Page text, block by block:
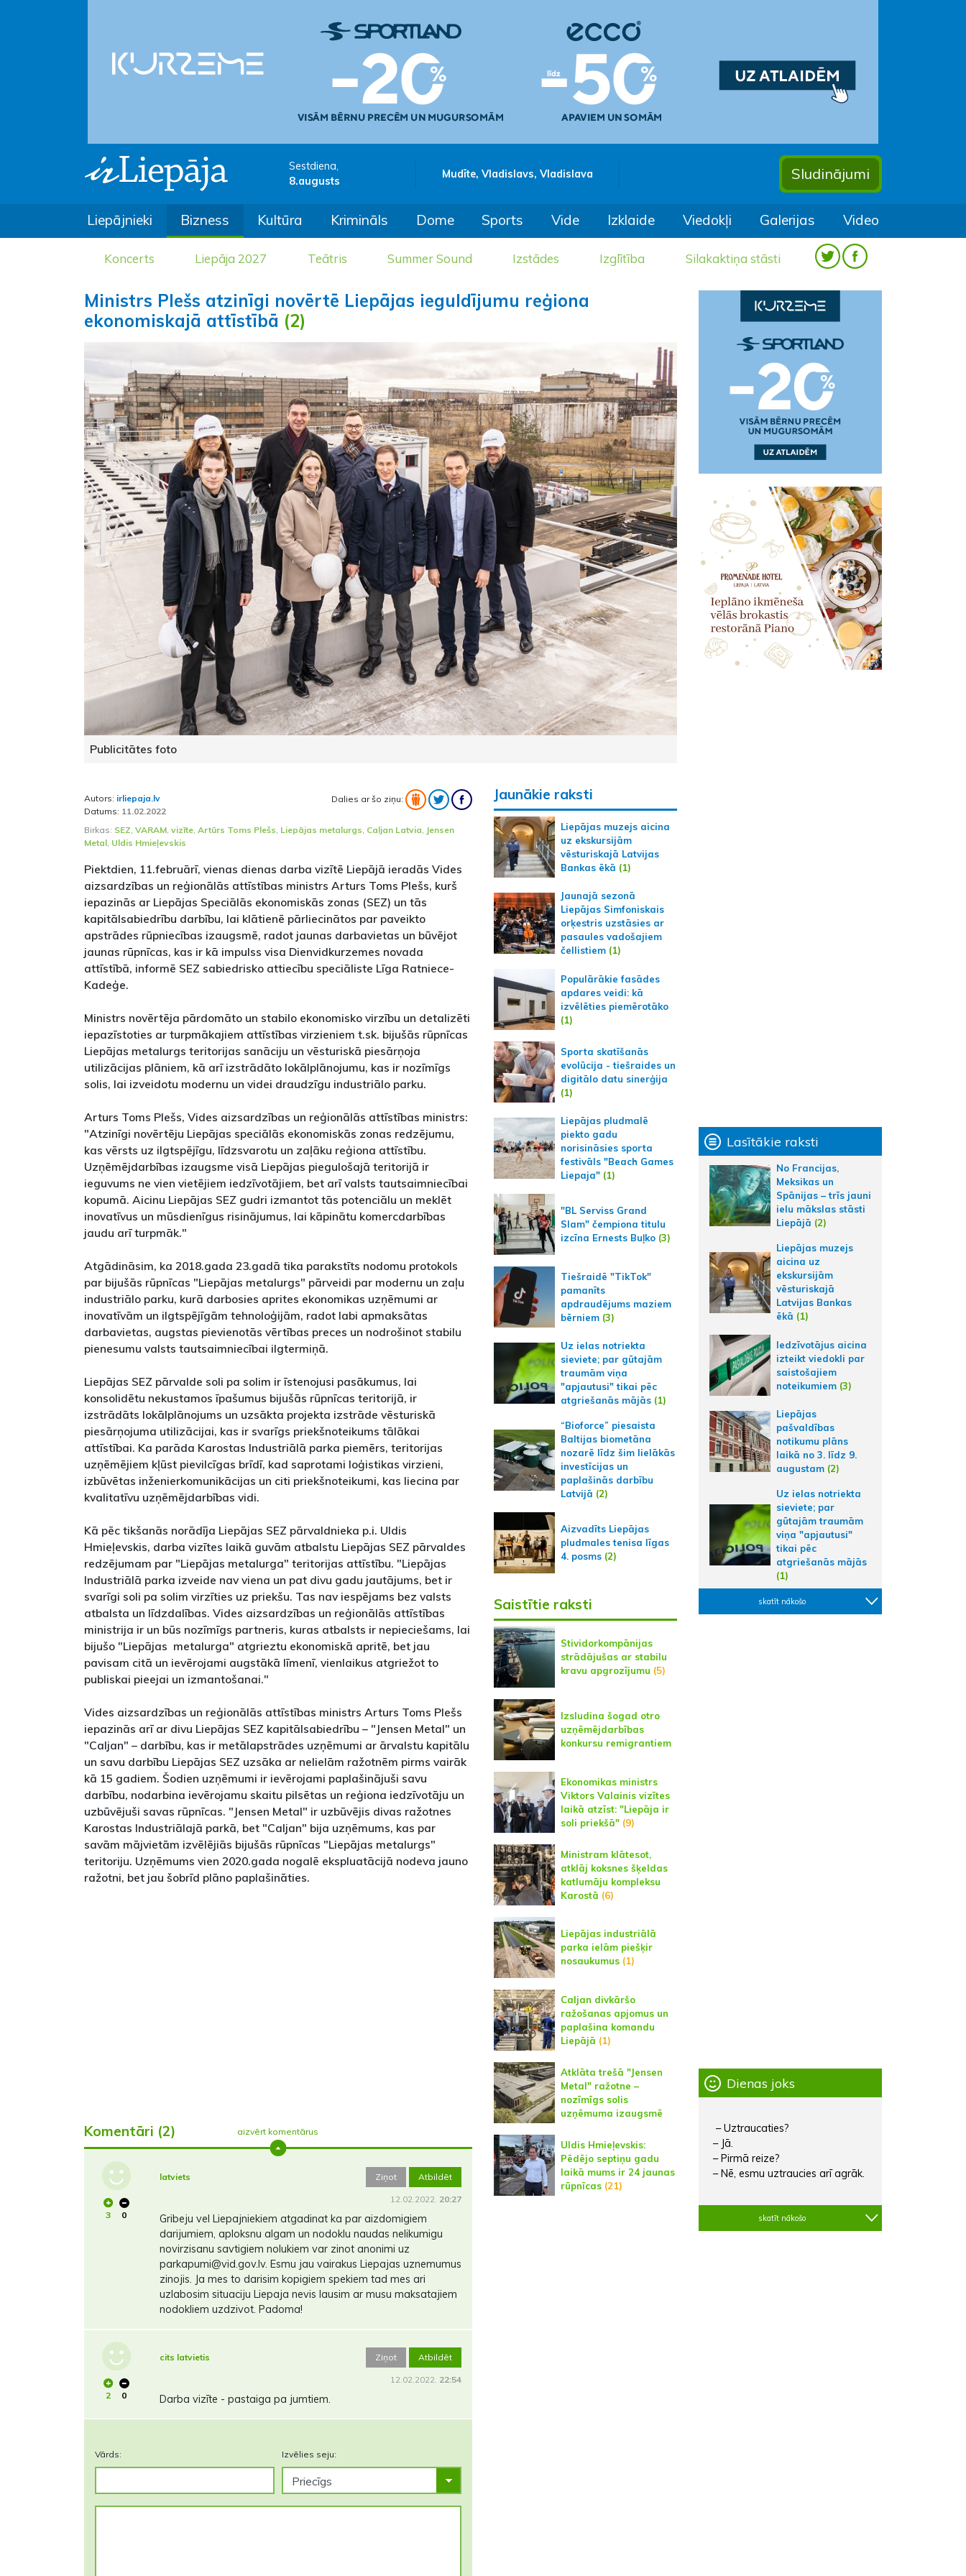
Sestdiena,
8.augusts
Mudīte, Vladislavs, Vladislava Sludinājumi
Liepājnieki Bizness Kultūra Krimināls Dome Sports Vide Izklaide Viedokļi Galerijas Video
Koncerts Liepāja 2027 Teātris Summer Sound Izstādes Izglītība Silakaktiņa stāsti
Ministrs Plešs atzinīgi novērtē Liepājas ieguldījumu reģiona
ekonomiskajā attīstībā (2)
Publicitātes foto
Autors: irliepaja.lv
Datums: 11.02.2022
Dalies ar šo ziņu:
Birkas: SEZ, VARAM, vizīte, Artūrs Toms Plešs, Liepājas metalurgs, Caljan Latvia, Jensen
Metal, Uldis Hmieļevskis
Piektdien, 11.februārī, vienas dienas darba vizītē Liepājā ieradās Vides
aizsardzības un reģionālās attīstības ministrs Arturs Toms Plešs, kurš
iepazinās ar Liepājas Speciālās ekonomiskās zonas (SEZ) un tās
kapitālsabiedrību darbību, lai klātienē pārliecinātos par paveikto
apstrādes rūpniecības izaugsmē, radot jaunas darbavietas un būvējot
jaunas rūpnīcas, kas ir kā impulss visa Dienvidkurzemes novada
attīstībā, informē SEZ sabiedrisko attiecību speciāliste Līga Ratniece-
Kadeģe.
Ministrs novērtēja pārdomāto un stabilo ekonomisko virzību un detalizēti
iepazīstoties ar turpmākajiem attīstības virzieniem t.sk. bijušās rūpnīcas
Liepājas metalurgs teritorijas sanāciju un vēsturiskā piesārņoja
utilizācijas plāniem, kā arī izstrādāto lokālplānojumu, kas ir nozīmīgs
solis, lai izveidotu modernu un videi draudzīgu industriālo parku.
Arturs Toms Plešs, Vides aizsardzības un reģionālās attīstības ministrs:
"Atzinīgi novērtēju Liepājas speciālās ekonomiskās zonas redzējumu,
kas vērsts uz ilgtspējīgu, līdzsvarotu un zaļāku reģiona attīstību.
Uzņēmējdarbības izaugsme visā Liepājas piegulošajā teritorijā ir
ieguvums ne vien vietējiem iedzīvotājiem, bet arī valsts tautsaimniecībai
kopumā. Aicinu Liepājas SEZ gudri izmantot tās potenciālu un meklēt
inovatīvus un mūsdienīgus risinājumus, lai kāpinātu komercdarbības
jaudu arī turpmāk."
Atgādināsim, ka 2018.gada 23.gadā tika parakstīts nodomu protokols
par bijušās rūpnīcas "Liepājas metalurgs" pārveidi par modernu un zaļu
industriālo parku, kurā darbosies aprites ekonomikas uzņēmumi ar
inovatīvām un ilgtspējīgām tehnoloģijām, radot labi apmaksātas
darbavietas, augstas pievienotās vērtības preces un nodrošinot stabilu
pienesumu valsts tautsaimniecībai ilgtermiņā.
Liepājas SEZ pārvalde soli pa solim ir īstenojusi pasākumus, lai
konsolidētu nekustamos īpašumus bijušās rūpnīcas teritorijā, ir
izstrādāts lokālplānojums un uzsākta projekta izstrāde vēsturiskā
piesārņojuma utilizācijai, kas ir svarīgs priekšnoteikums tālākai
attīstībai. Ka parāda Karostas Industriālā parka piemērs, teritorijas
uzņēmējiem kļūst pievilcīgas brīdī, kad saprotami loģistikas virzieni,
izbūvētas inženierkomunikācijas un citi priekšnoteikumi, kas liecina par
kvalitatīvu uzņēmējdarbības vidi.
Kā pēc tikšanās norādīja Liepājas SEZ pārvaldnieka p.i. Uldis
Hmieļevskis, darba vizītes laikā guvām atbalstu Liepājas SEZ pārvaldes
redzējumam par "Liepājas metalurga" teritorijas attīstību. "Liepājas
Industriālā parka izveide nav viena un pat divu gadu jautājums, bet ir
svarīgi soli pa solim virzīties uz priekšu. Tas nav iespējams bez valsts
atbalsta un līdzdalības. Vides aizsardzības un reģionālās attīstības
ministrija ir un būs nozīmīgs partneris, kuras atbalsts ir nepieciešams, lai
bijušo "Liepājas metalurga" atgrieztu ekonomiskā apritē, bet jau
pavisam citā un ievērojami augstākā līmenī, vienlaikus atgriežot to
publiskai pieejai un izmantošanai."
Vides aizsardzības un reģionālās attīstības ministrs Arturs Toms Plešs
iepazinās arī ar divu Liepājas SEZ kapitālsabiedrību – "Jensen Metal" un
"Caljan" – darbību, kas ir metālapstrādes uzņēmumi ar ārvalstu kapitālu
un savu darbību Liepājas SEZ uzsāka ar nelielām ražotnēm pirms vairāk
kā 15 gadiem. Šodien uzņēmumi ir ievērojami paplašinājuši savu
darbību, nodarbina ievērojamu skaitu pilsētas un reģiona iedzīvotāju un
uzbūvējuši savas rūpnīcas. "Jensen Metal" ir uzbūvējis divas ražotnes
Karostas Industriālajā parkā, bet "Caljan" bija uzņēmums, kas par
savām mājvietām izvēlējiās bijušās rūpnīcas "Liepājas metalurgs"
teritoriju. Uzņēmums vien 2020.gada nogalē ekspluatācijā nodeva jauno
ražotni, bet jau šobrīd plāno paplašināties.
Komentāri (2) aizvērt komentārus
3 0
latviets Ziņot Atbildēt
12.02.2022. 20:27
Gribeju vel Liepajniekiem atgadinat ka par aizdomigiem
darijumiem, aploksnu algam un nodoklu naudas nelikumigu
novirzisanu savtigiem nolukiem var zinot anonimi uz
parkapumi@vid.gov.lv. Esmu jau vairakus Liepajas uznemumus
zinojis. Ja mes to darisim kopigiem spekiem tad mes ari
uzlabosim situaciju Liepaja nevis lausim ar musu maksatajiem
nodokliem uzdzivot. Padoma!
2 0
cits latvietis Ziņot Atbildēt
12.02.2022. 22:54
Darba vizīte - pastaiga pa jumtiem.
Vārds: Izvēlies seju:
Jaunākie raksti
Liepājas muzejs aicina
uz ekskursijām
vēsturiskajā Latvijas
Bankas ēkā (1)
Jaunajā sezonā
Liepājas Simfoniskais
orķestris uzstāsies ar
pasaules vadošajiem
čellistiem(1)
Populārākie fasādes
apdares veidi: kā
izvēlēties piemērotāko
(1)
Sporta skatīšanās
evolūcija - tiešraides un
digitālo datu sinerģija
(1)
Liepājas pludmalē
piekto gadu
norisināsies sporta
festivāls "Beach Games
Liepaja"(1)
"BL Serviss Grand
Slam" čempiona titulu
izcīna Ernests Buļko(3)
Tiešraidē "TikTok"
pamanīts
apdraudējums maziem
bērniem(3)
Uz ielas notriekta
sieviete; par gūtajām
traumām viņa
"apjautusi" tikai pēc
atgriešanās mājās(1)
“Bioforce” piesaista
Baltijas biometāna
nozarē līdz šim lielākās
investīcijas un
paplašinās darbību
Latvijā (2)
Aizvadīts Liepājas
pludmales tenisa līgas
4. posms(2)
Saistītie raksti
Stividorkompānijas
strādājušas ar stabilu
kravu apgrozījumu (5)
Izsludina šogad otro
uzņēmējdarbības
konkursu remigrantiem
Ekonomikas ministrs
Viktors Valainis vizītes
laikā atzīst: "Liepāja ir
soli priekšā" (9)
Ministram klātesot,
atklāj koksnes šķeldas
katlumāju kompleksu
Karostā (6)
Liepājas industriālā
parka ielām piešķir
nosaukumus(1)
Caljan divkāršo
ražošanas apjomus un
paplašina komandu
Liepājā (1)
Atklāta trešā "Jensen
Metal" ražotne –
nozīmīgs solis
uzņēmuma izaugsmē
Uldis Hmieļevskis:
Pēdējo septiņu gadu
laikā mums ir 24 jaunas
rūpnīcas(21)
Lasītākie raksti
No Francijas,
Meksikas un
Spānijas – trīs jauni
ielu mākslas stāsti
Liepājā (2)
Liepājas muzejs
aicina uz
ekskursijām
vēsturiskajā
Latvijas Bankas
ēkā (1)
Iedzīvotājus aicina
izteikt viedokli par
saistošajiem
noteikumiem (3)
Liepājas
pašvaldības
notikumu plāns
laikā no 3. līdz 9.
augustam (2)
Uz ielas notriekta
sieviete; par
gūtajām traumām
viņa "apjautusi"
tikai pēc
atgriešanās mājās
(1)
skatīt nākošo
Dienas joks
– Uztraucaties?
– Jā.
– Pirmā reize?
– Nē, esmu uztraucies arī agrāk.
skatīt nākošo